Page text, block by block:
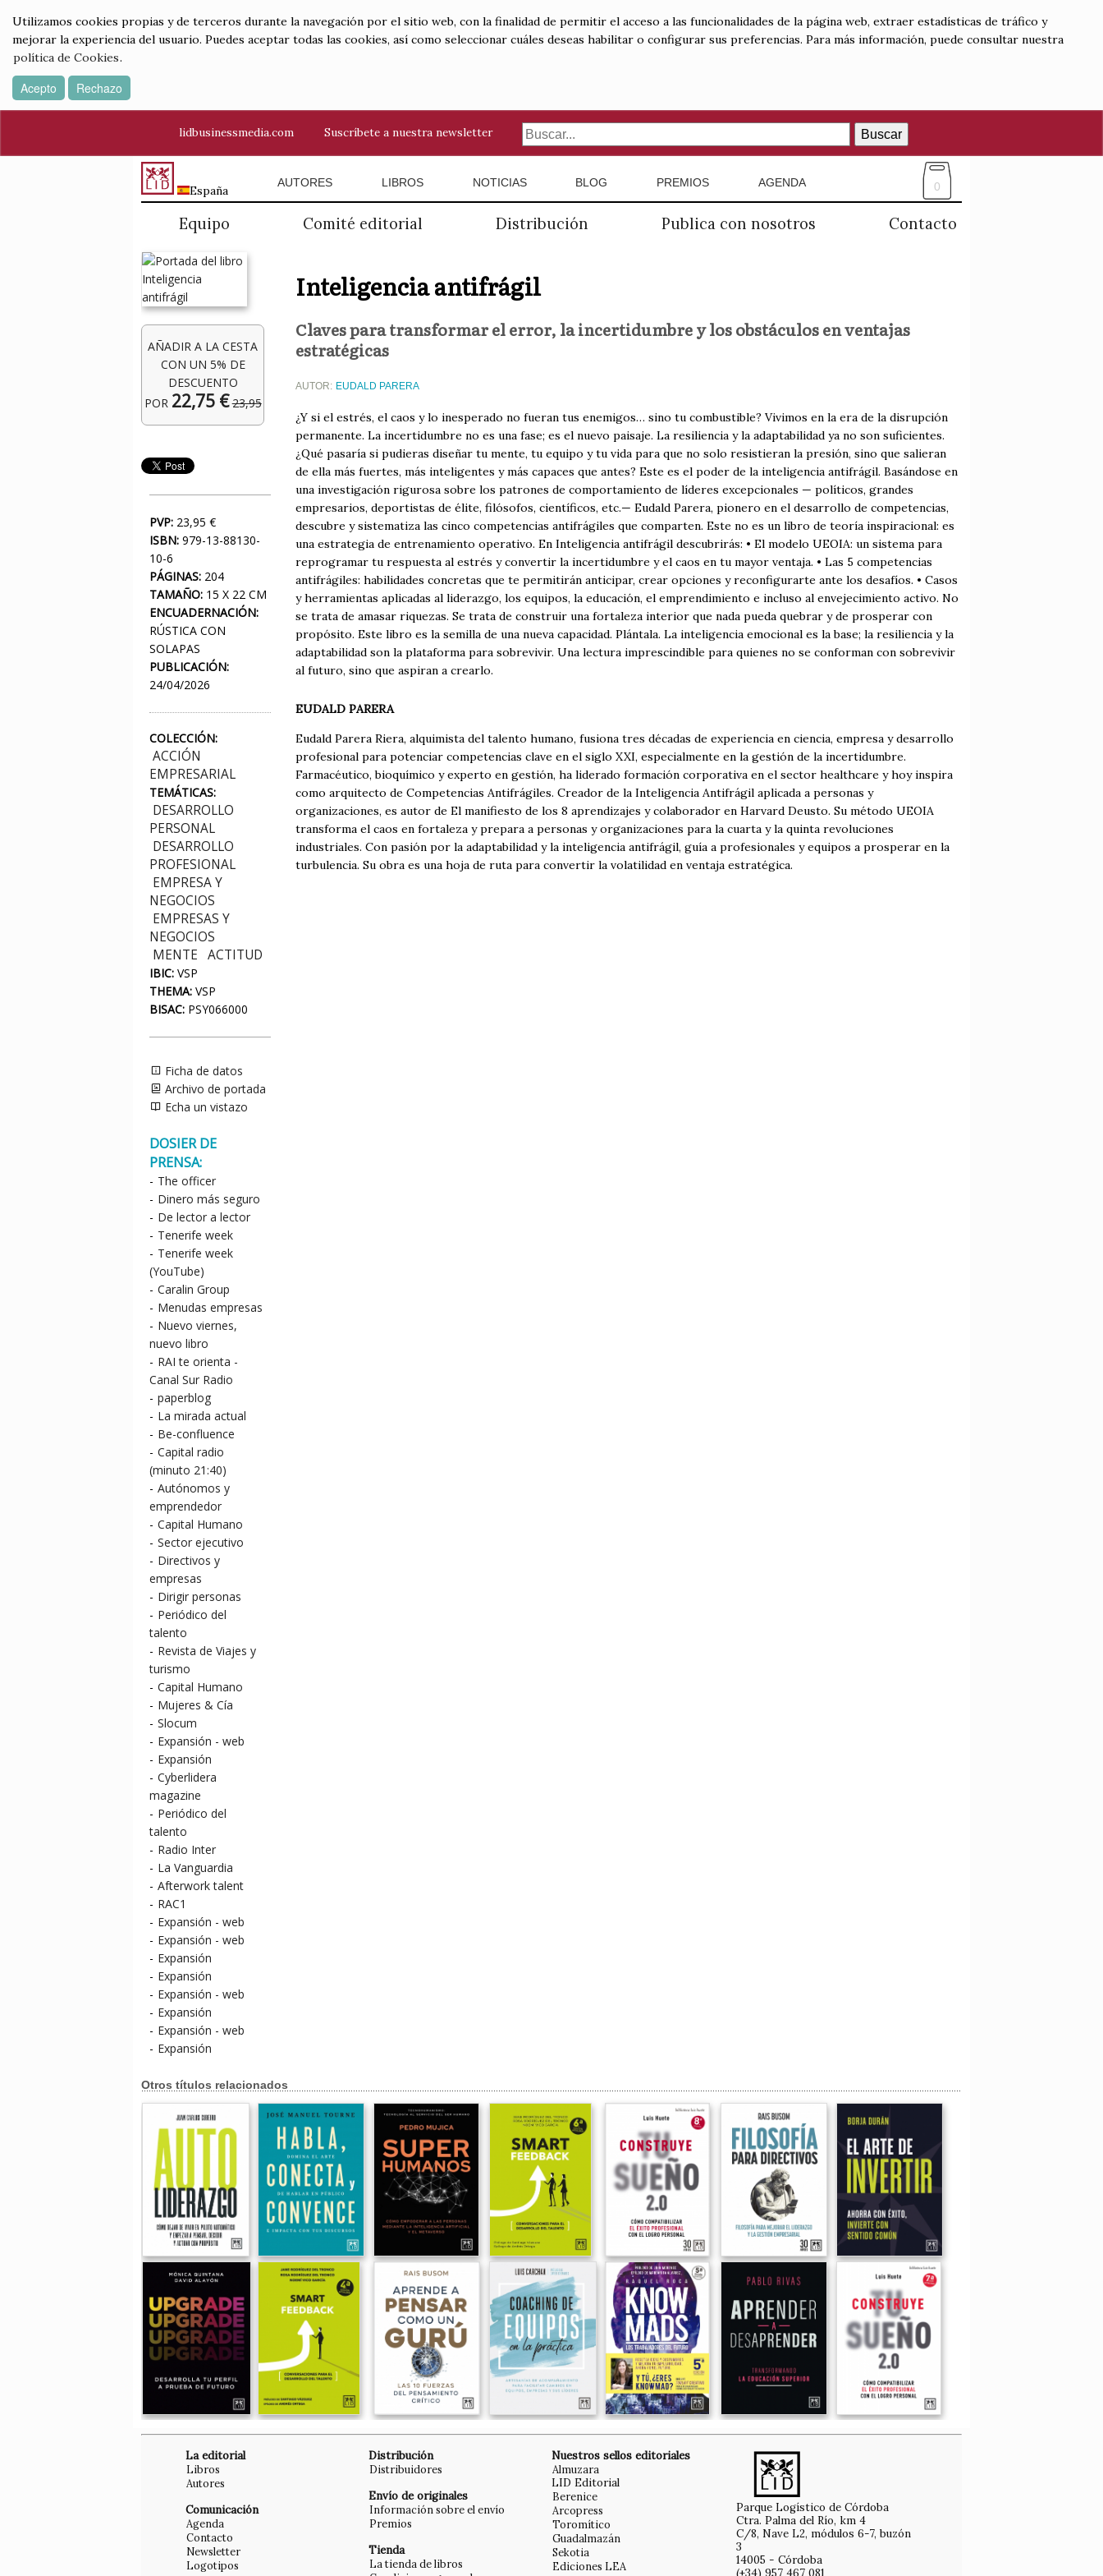
Utilizamos cookies propias y de terceros durante la navegación por el sitio web, con la finalidad de permitir el acceso a las funcionalidades de la página web, extraer estadísticas de tráfico y
mejorar la experiencia del usuario. Puedes aceptar todas las cookies, así como seleccionar cuáles deseas habilitar o configurar sus preferencias. Para más información, puede consultar nuestra
política de Cookies.
Acepto Rechazo
lidbusinessmedia.com Suscríbete a nuestra newsletter Buscar
España
AUTORES LIBROS NOTICIAS BLOG PREMIOS AGENDA 0
Equipo Comité editorial Distribución Publica con nosotros Contacto
AÑADIR A LA CESTA
CON UN 5% DE
DESCUENTO
POR 22,75 € 23,95
PVP: 23,95 €
ISBN: 979-13-88130-
10-6
PÁGINAS: 204
TAMAÑO: 15 X 22 CM
ENCUADERNACIÓN:
RÚSTICA CON
SOLAPAS
PUBLICACIÓN:
24/04/2026
COLECCIÓN:
ACCIÓN
EMPRESARIAL
TEMÁTICAS:
DESARROLLO
PERSONAL
DESARROLLO
PROFESIONAL
EMPRESA Y
NEGOCIOS
EMPRESAS Y
NEGOCIOS
MENTE
ACTITUD
IBIC: VSP
THEMA: VSP
BISAC: PSY066000
Ficha de datos
Archivo de portada
Echa un vistazo
DOSIER DE
PRENSA:
- The officer
- Dinero más seguro
- De lector a lector
- Tenerife week
- Tenerife week
(YouTube)
- Caralin Group
- Menudas empresas
- Nuevo viernes,
nuevo libro
- RAI te orienta -
Canal Sur Radio
- paperblog
- La mirada actual
- Be-confluence
- Capital radio
(minuto 21:40)
- Autónomos y
emprendedor
- Capital Humano
- Sector ejecutivo
- Directivos y
empresas
- Dirigir personas
- Periódico del
talento
- Revista de Viajes y
turismo
- Capital Humano
- Mujeres & Cía
- Slocum
- Expansión - web
- Expansión
- Cyberlidera
magazine
- Periódico del
talento
- Radio Inter
- La Vanguardia
- Afterwork talent
- RAC1
- Expansión - web
- Expansión - web
- Expansión
- Expansión
- Expansión - web
- Expansión
- Expansión - web
- Expansión
Inteligencia antifrágil
Claves para transformar el error, la incertidumbre y los obstáculos en ventajas
estratégicas
AUTOR: EUDALD PARERA
¿Y si el estrés, el caos y lo inesperado no fueran tus enemigos… sino tu combustible? Vivimos en la era de la disrupción
permanente. La incertidumbre no es una fase; es el nuevo paisaje. La resiliencia y la adaptabilidad ya no son suficientes.
¿Qué pasaría si pudieras diseñar tu mente, tu equipo y tu vida para que no solo resistieran la presión, sino que salieran
de ella más fuertes, más inteligentes y más capaces que antes? Este es el poder de la inteligencia antifrágil. Basándose en
una investigación rigurosa sobre los patrones de comportamiento de líderes excepcionales — políticos, grandes
empresarios, deportistas de élite, filósofos, científicos, etc.— Eudald Parera, pionero en el desarrollo de competencias,
descubre y sistematiza las cinco competencias antifrágiles que comparten. Este no es un libro de teoría inspiracional: es
una estrategia de entrenamiento operativo. En Inteligencia antifrágil descubrirás: • El modelo UEOIA: un sistema para
reprogramar tu respuesta al estrés y convertir la incertidumbre y el caos en tu mayor ventaja. • Las 5 competencias
antifrágiles: habilidades concretas que te permitirán anticipar, crear opciones y reconfigurarte ante los desafíos. • Casos
y herramientas aplicadas al liderazgo, los equipos, la educación, el emprendimiento e incluso al envejecimiento activo. No
se trata de amasar riquezas. Se trata de construir una fortaleza interior que nada pueda quebrar y de prosperar con
propósito. Este libro es la semilla de una nueva capacidad. Plántala. La inteligencia emocional es la base; la resiliencia y la
adaptabilidad son la plataforma para sobrevivir. Una lectura imprescindible para quienes no se conforman con sobrevivir
al futuro, sino que aspiran a crearlo.
EUDALD PARERA
Eudald Parera Riera, alquimista del talento humano, fusiona tres décadas de experiencia en ciencia, empresa y desarrollo
profesional para potenciar competencias clave en el siglo XXI, especialmente en la gestión de la incertidumbre.
Farmacéutico, bioquímico y experto en gestión, ha liderado formación corporativa en el sector healthcare y hoy inspira
como arquitecto de Competencias Antifrágiles. Creador de la Inteligencia Antifrágil aplicada a personas y
organizaciones, es autor de El manifiesto de los 8 aprendizajes y colaborador en Harvard Deusto. Su método UEOIA
transforma el caos en fortaleza y prepara a personas y organizaciones para la cuarta y la quinta revoluciones
industriales. Con pasión por la adaptabilidad y la inteligencia antifrágil, guía a profesionales y equipos a prosperar en la
turbulencia. Su obra es una hoja de ruta para convertir la volatilidad en ventaja estratégica.
Otros títulos relacionados
La editorial
Libros
Autores
Comunicación
Agenda
Contacto
Newsletter
Logotipos
Distribución
Distribuidores
Envío de originales
Información sobre el envío
Premios
Tienda
La tienda de libros
Nuestros sellos editoriales
Almuzara
LID Editorial
Berenice
Arcopress
Toromítico
Guadalmazán
Sekotia
Ediciones LEA
Parque Logístico de Córdoba
Ctra. Palma del Río, km 4
C/8, Nave L2, módulos 6-7, buzón
3
14005 - Córdoba